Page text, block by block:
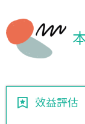
計資料
效益評估